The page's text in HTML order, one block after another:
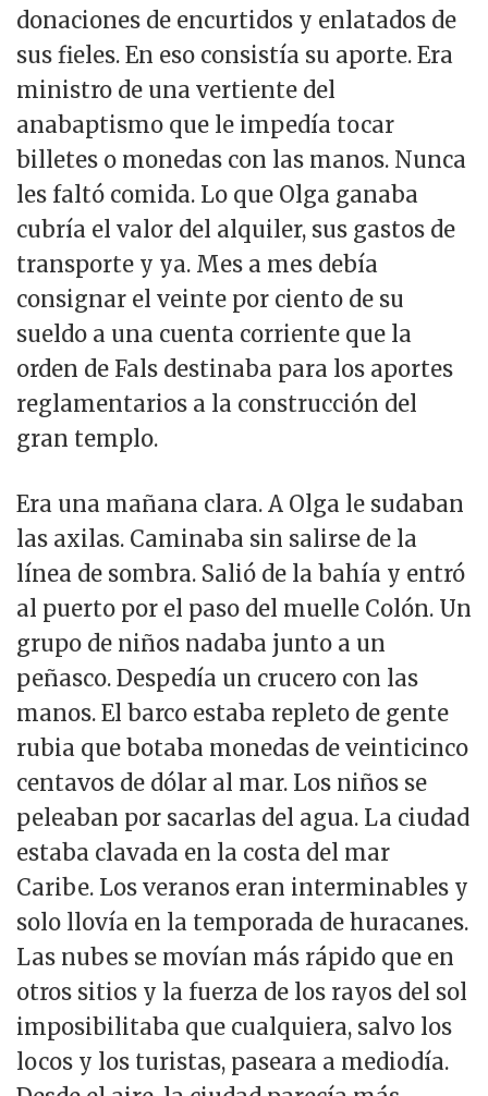
donaciones de encurtidos y enlatados de
sus fieles. En eso consistía su aporte. Era
ministro de una vertiente del
anabaptismo que le impedía tocar
billetes o monedas con las manos. Nunca
les faltó comida. Lo que Olga ganaba
cubría el valor del alquiler, sus gastos de
transporte y ya. Mes a mes debía
consignar el veinte por ciento de su
sueldo a una cuenta corriente que la
orden de Fals destinaba para los aportes
reglamentarios a la construcción del
gran templo.
Era una mañana clara. A Olga le sudaban
las axilas. Caminaba sin salirse de la
línea de sombra. Salió de la bahía y entró
al puerto por el paso del muelle Colón. Un
grupo de niños nadaba junto a un
peñasco. Despedía un crucero con las
manos. El barco estaba repleto de gente
rubia que botaba monedas de veinticinco
centavos de dólar al mar. Los niños se
peleaban por sacarlas del agua. La ciudad
estaba clavada en la costa del mar
Caribe. Los veranos eran interminables y
solo llovía en la temporada de huracanes.
Las nubes se movían más rápido que en
otros sitios y la fuerza de los rayos del sol
imposibilitaba que cualquiera, salvo los
locos y los turistas, paseara a mediodía.